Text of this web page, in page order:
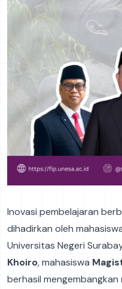
Inovasi pembelajaran
dihadirkan oleh
Universitas Negeri
Khoiro, mahasiswa
berhasil mengembangkan